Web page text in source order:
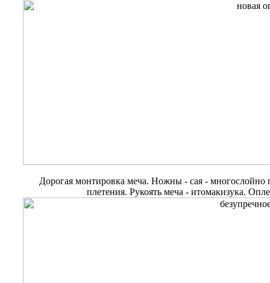
Дорогая монтировка меча. Ножны - сая -
плетения. Рукоять меча - итомакизука.